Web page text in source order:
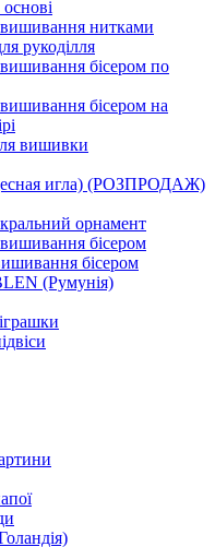
нитками
рукоділля
бісером по
бісером на
вишивки
игла) (РОЗПРОДАЖ)
орнамент
бісером
бісером
(Румунія)